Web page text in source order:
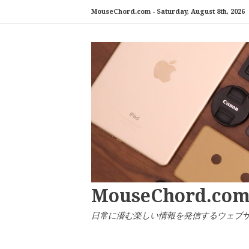
MouseChord.com - Saturday, August 8th, 2026
MouseChord.com
日常に潜む楽しい情報を発信するウェ